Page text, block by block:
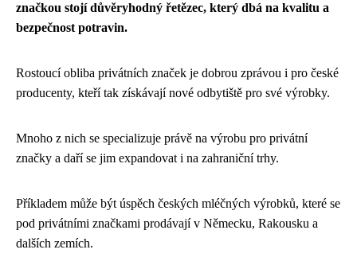
značkou stojí důvěryhodný řetězec, který dbá na kvalitu a
bezpečnost potravin.
Rostoucí obliba privátních značek je dobrou zprávou i pro české
producenty, kteří tak získávají nové odbytiště pro své výrobky.
Mnoho z nich se specializuje právě na výrobu pro privátní
značky a daří se jim expandovat i na zahraniční trhy.
Příkladem může být úspěch českých mléčných výrobků, které se
pod privátními značkami prodávají v Německu, Rakousku a
dalších zemích.